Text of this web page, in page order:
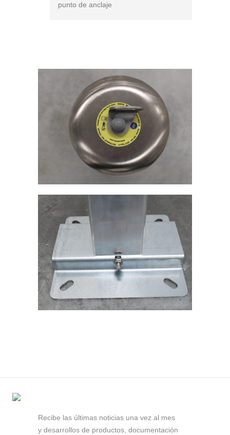
punto de anclaje
Recibe las últimas noticias una vez al mes
y desarrollos de productos, documentación